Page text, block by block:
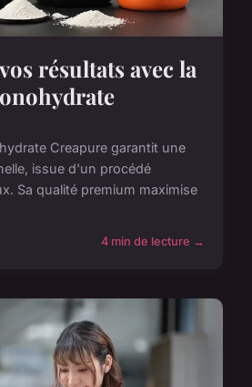
résultats avec la
Creapure garantit une
issue d'un procédé
Sa qualité premium maximise
4 min de lecture →